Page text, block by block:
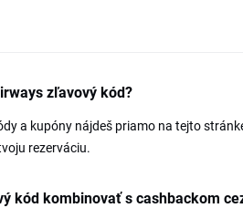
zľavový kód?
a kupóny nájdeš priamo na tejto
rezerváciu.
kód kombinovať s cashbackom